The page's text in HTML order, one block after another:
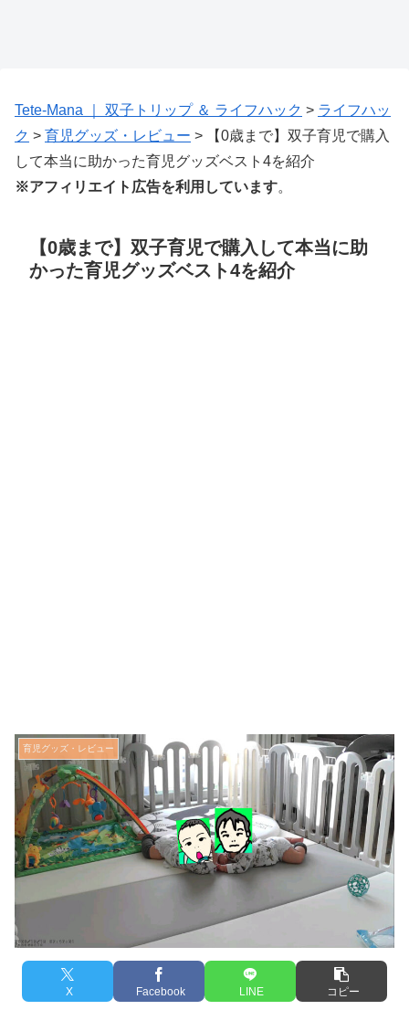
Tete-Mana ｜ 双子トリップ ＆ ライフハック > ライフハッ
ク > 育児グッズ・レビュー >
【0歳まで】双子育児で購入
して本当に助かった育児グッズベスト4を紹介
※アフィリエイト広告を利用しています。
【0歳まで】双子育児で購入して本当に助
かった育児グッズベスト4を紹介
育児グッズ・レビュー
X Facebook LINE コピー